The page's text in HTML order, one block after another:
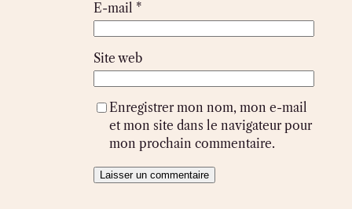
E-mail *
Site web
Enregistrer mon nom, mon e-mail
et mon site dans le navigateur pour
mon prochain commentaire.